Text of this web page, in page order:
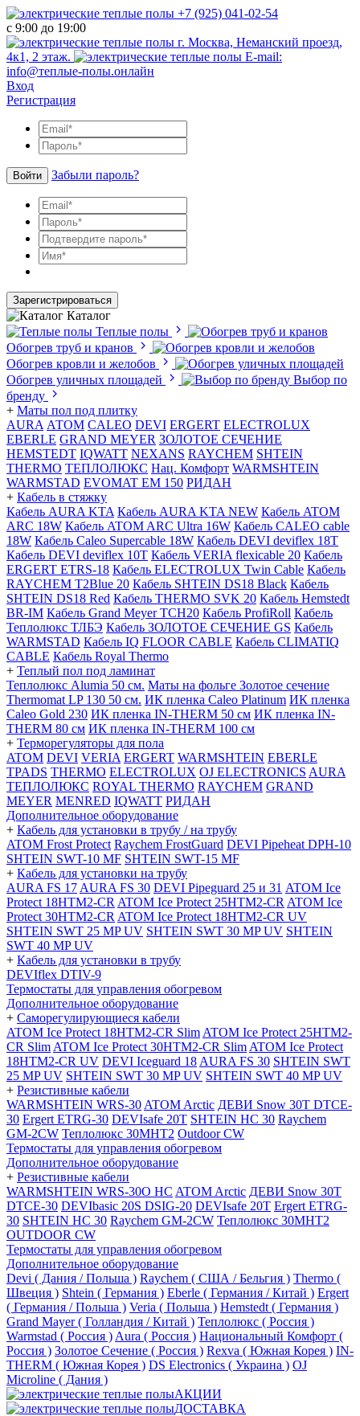
+7 (925) 041-02-54
с 9:00 до 19:00
г. Москва, Неманский проезд,
4к1, 2 этаж.
E-mail:
info@теплые-полы.онлайн
Вход
Регистрация
Войти Забыли пароль?
Зарегистрироваться
Каталог
Теплые полы
Обогрев труб и кранов
Обогрев кровли и желобов
Обогрев уличных площадей
Выбор по
бренду
+ Маты пол под плитку
AURA АТОМ CALEO DEVI ERGERT ELECTROLUX
EBERLE GRAND MEYER ЗОЛОТОЕ СЕЧЕНИЕ
HEMSTEDT IQWATT NEXANS RAYCHEM SHTEIN
THERMO ТЕПЛОЛЮКС Нац. Комфорт WARMSHTEIN
WARMSTAD EVOMAT EM 150 РИДАН
+ Кабель в стяжку
Кабель AURA KTA Кабель AURA KTA NEW Кабель ATOM
ARC 18W Кабель ATOM ARC Ultra 16W Кабель CALEO cable
18W Кабель Caleo Supercable 18W Кабель DEVI deviflex 18T
Кабель DEVI deviflex 10T Кабель VERIA flexicable 20 Кабель
ERGERT ETRS-18 Кабель ELECTROLUX Twin Cable Кабель
RAYCHEM T2Blue 20 Кабель SHTEIN DS18 Black Кабель
SHTEIN DS18 Red Кабель THERMO SVK 20 Кабель Hemstedt
BR-IM Кабель Grand Meyer TCH20 Кабель ProfiRoll Кабель
Теплолюкс ТЛБЭ Кабель ЗОЛОТОЕ СЕЧЕНИЕ GS Кабель
WARMSTAD Кабель IQ FLOOR CABLE Кабель CLIMATIQ
CABLE Кабель Royal Thermo
+ Теплый пол под ламинат
Теплолюкс Alumia 50 см. Маты на фольге Золотое сечение
Thermomat LP 130 50 cм. ИК пленка Caleo Platinum ИК пленка
Caleo Gold 230 ИК пленка IN-THERM 50 см ИК пленка IN-
THERM 80 см ИК пленка IN-THERM 100 см
+ Терморегуляторы для пола
ATOM DEVI VERIA ERGERT WARMSHTEIN EBERLE
TPADS THERMO ELECTROLUX OJ ELECTRONICS AURA
ТЕПЛОЛЮКС ROYAL THERMO RAYCHEM GRAND
MEYER MENRED IQWATT РИДАН
Дополнительное оборудование
+ Кабель для установки в трубу / на трубу
ATOM Frost Protect Raychem FrostGuard DEVI Pipeheat DPH-10
SHTEIN SWT-10 MF SHTEIN SWT-15 MF
+ Кабель для установки на трубу
AURA FS 17 AURA FS 30 DEVI Pipeguard 25 и 31 ATOM Ice
Protect 18HTM2-CR ATOM Ice Protect 25HTM2-CR ATOM Ice
Protect 30HTM2-CR ATOM Ice Protect 18HTM2-CR UV
SHTEIN SWT 25 MP UV SHTEIN SWT 30 MP UV SHTEIN
SWT 40 MP UV
+ Кабель для установки в трубу
DEVIflex DTIV-9
Термостаты для управления обогревом
Дополнительное оборудование
+ Саморегулирующиеся кабели
ATOM Ice Protect 18HTM2-CR Slim ATOM Ice Protect 25HTM2-
CR Slim ATOM Ice Protect 30HTM2-CR Slim ATOM Ice Protect
18HTM2-CR UV DEVI Iceguard 18 AURA FS 30 SHTEIN SWT
25 MP UV SHTEIN SWT 30 MP UV SHTEIN SWT 40 MP UV
+ Резистивные кабели
WARMSHTEIN WRS-30 ATOM Arctic ДЕВИ Snow 30T DTCE-
30 Ergert ETRG-30 DEVIsafe 20T SHTEIN HC 30 Raychem
GM-2CW Теплолюкс 30МНТ2 Outdoor CW
Термостаты для управления обогревом
Дополнительное оборудование
+ Резистивные кабели
WARMSHTEIN WRS-30O HC ATOM Arctic ДЕВИ Snow 30T
DTCE-30 DEVIbasic 20S DSIG-20 DEVIsafe 20T Ergert ETRG-
30 SHTEIN HC 30 Raychem GM-2CW Теплолюкс 30МНТ2
OUTDOOR CW
Термостаты для управления обогревом
Дополнительное оборудование
Devi ( Дания / Польша ) Raychem ( США / Бельгия ) Thermo (
Швеция ) Shtein ( Германия ) Eberle ( Германия / Китай ) Ergert
( Германия / Польша ) Veria ( Польша ) Hemstedt ( Германия )
Grand Mayer ( Голландия / Китай ) Теплолюкс ( Россия )
Warmstad ( Россия ) Aura ( Россия ) Национальный Комфорт (
Россия ) Золотое Сечение ( Россия ) Rexva ( Южная Корея ) IN-
THERM ( Южная Корея ) DS Electronics ( Украина ) OJ
Microline ( Дания )
АКЦИИ
ДОСТАВКА